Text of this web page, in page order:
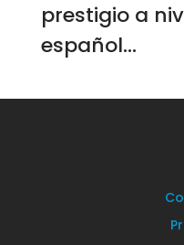
prestigio a
español...